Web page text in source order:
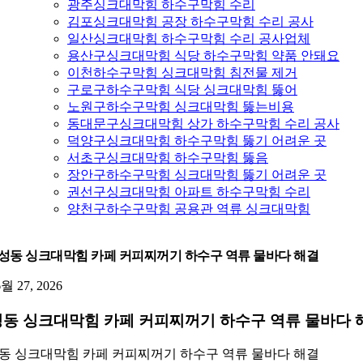
광주싱크대막힘 하수구막힘 수리
김포싱크대막힘 공장 하수구막힘 수리 공사
일산싱크대막힘 하수구막힘 수리 공사업체
용산구싱크대막힘 식당 하수구막힘 약품 안돼요
이천하수구막힘 싱크대막힘 침전물 제거
구로구하수구막힘 식당 싱크대막힘 뚫어
노원구하수구막힘 싱크대막힘 뚫는비용
동대문구싱크대막힘 상가 하수구막힘 수리 공사
덕양구싱크대막힘 하수구막힘 뚫기 어려운 곳
서초구싱크대막힘 하수구막힘 뚫음
장안구하수구막힘 싱크대막힘 뚫기 어려운 곳
권선구싱크대막힘 아파트 하수구막힘 수리
양천구하수구막힘 공용관 역류 싱크대막힘
동 싱크대막힘 카페 커피찌꺼기 하수구 역류 물바다 해결
27, 2026
싱크대막힘 카페 커피찌꺼기 하수구 역류 물바다
싱크대막힘 카페 커피찌꺼기 하수구 역류 물바다 해결